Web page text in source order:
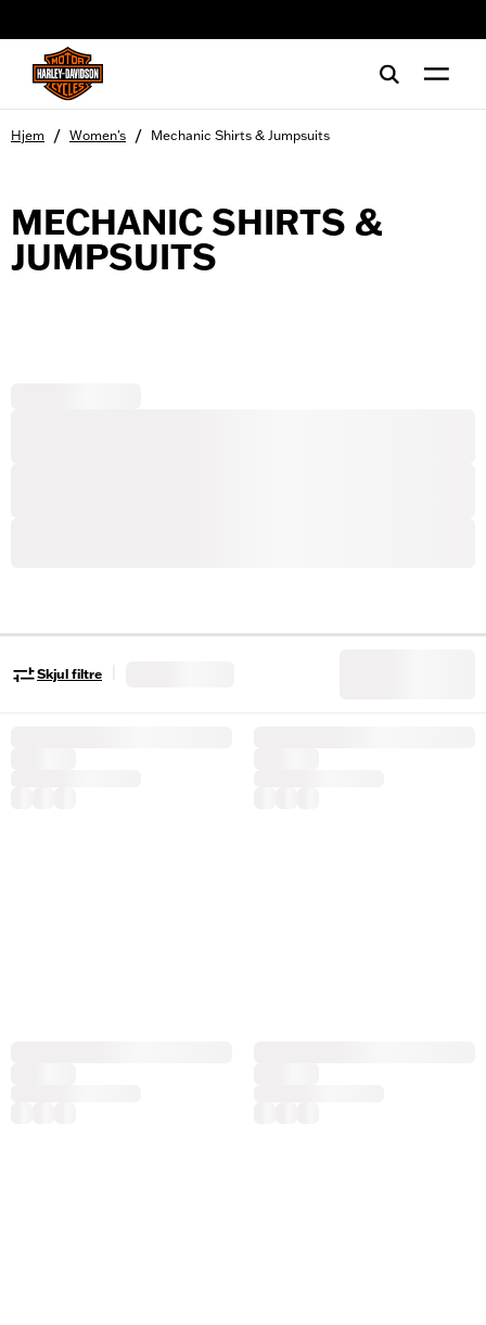
Hjem / Women's / Mechanic Shirts & Jumpsuits
MECHANIC SHIRTS &
JUMPSUITS
Skjul filtre